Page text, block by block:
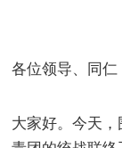
各位领导、同仁
大家好。今天